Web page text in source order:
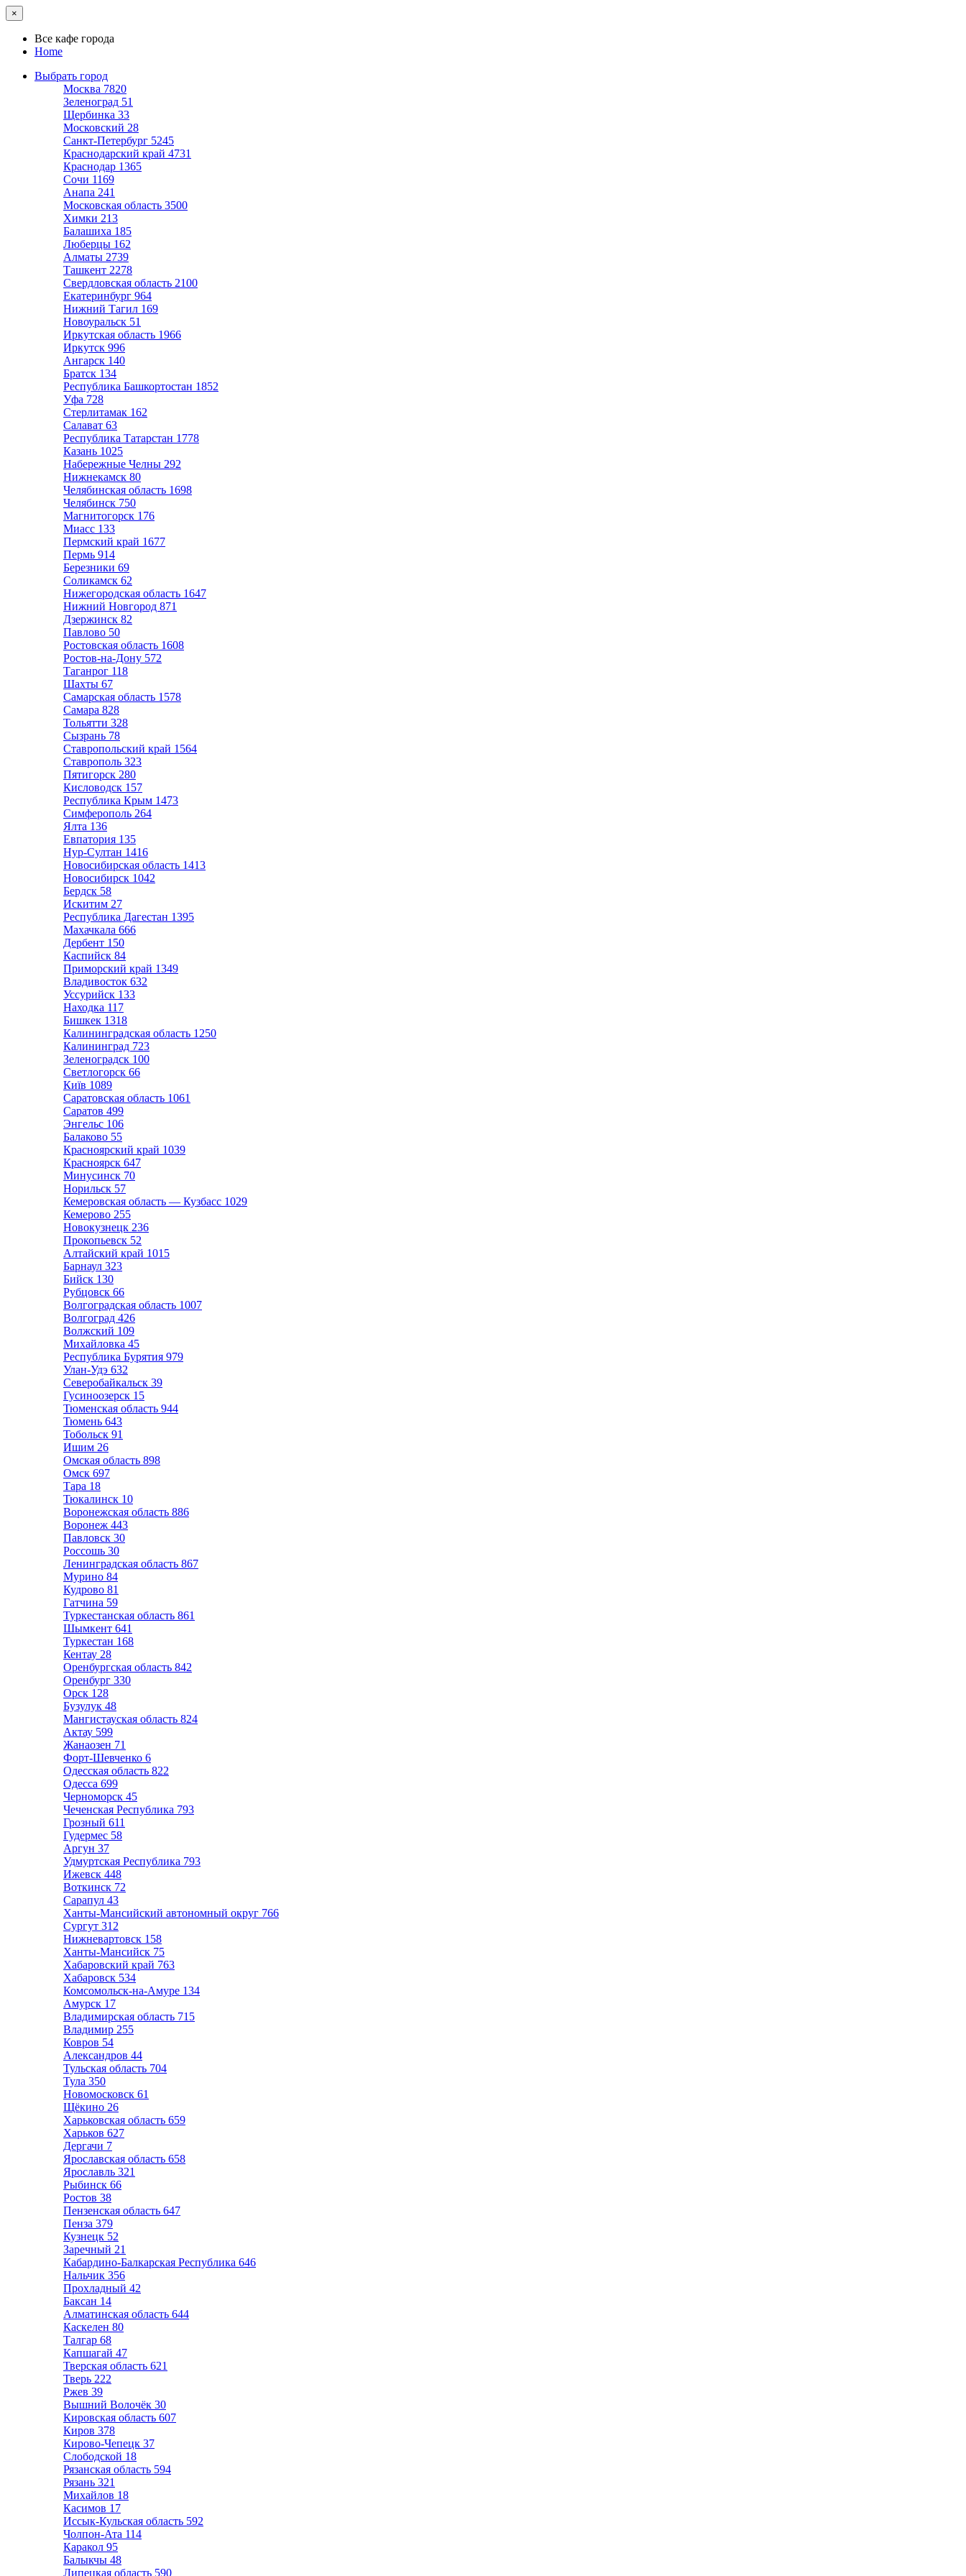
×
Все кафе города
Home
Выбрать город
Москва 7820
Зеленоград 51
Щербинка 33
Московский 28
Санкт-Петербург 5245
Краснодарский край 4731
Краснодар 1365
Сочи 1169
Анапа 241
Московская область 3500
Химки 213
Балашиха 185
Люберцы 162
Алматы 2739
Ташкент 2278
Свердловская область 2100
Екатеринбург 964
Нижний Тагил 169
Новоуральск 51
Иркутская область 1966
Иркутск 996
Ангарск 140
Братск 134
Республика Башкортостан 1852
Уфа 728
Стерлитамак 162
Салават 63
Республика Татарстан 1778
Казань 1025
Набережные Челны 292
Нижнекамск 80
Челябинская область 1698
Челябинск 750
Магнитогорск 176
Миасс 133
Пермский край 1677
Пермь 914
Березники 69
Соликамск 62
Нижегородская область 1647
Нижний Новгород 871
Дзержинск 82
Павлово 50
Ростовская область 1608
Ростов-на-Дону 572
Таганрог 118
Шахты 67
Самарская область 1578
Самара 828
Тольятти 328
Сызрань 78
Ставропольский край 1564
Ставрополь 323
Пятигорск 280
Кисловодск 157
Республика Крым 1473
Симферополь 264
Ялта 136
Евпатория 135
Нур-Султан 1416
Новосибирская область 1413
Новосибирск 1042
Бердск 58
Искитим 27
Республика Дагестан 1395
Махачкала 666
Дербент 150
Каспийск 84
Приморский край 1349
Владивосток 632
Уссурийск 133
Находка 117
Бишкек 1318
Калининградская область 1250
Калининград 723
Зеленоградск 100
Светлогорск 66
Київ 1089
Саратовская область 1061
Саратов 499
Энгельс 106
Балаково 55
Красноярский край 1039
Красноярск 647
Минусинск 70
Норильск 57
Кемеровская область — Кузбасс 1029
Кемерово 255
Новокузнецк 236
Прокопьевск 52
Алтайский край 1015
Барнаул 323
Бийск 130
Рубцовск 66
Волгоградская область 1007
Волгоград 426
Волжский 109
Михайловка 45
Республика Бурятия 979
Улан-Удэ 632
Северобайкальск 39
Гусиноозерск 15
Тюменская область 944
Тюмень 643
Тобольск 91
Ишим 26
Омская область 898
Омск 697
Тара 18
Тюкалинск 10
Воронежская область 886
Воронеж 443
Павловск 30
Россошь 30
Ленинградская область 867
Мурино 84
Кудрово 81
Гатчина 59
Туркестанская область 861
Шымкент 641
Туркестан 168
Кентау 28
Оренбургская область 842
Оренбург 330
Орск 128
Бузулук 48
Мангистауская область 824
Актау 599
Жанаозен 71
Форт-Шевченко 6
Одесская область 822
Одесса 699
Черноморск 45
Чеченская Республика 793
Грозный 611
Гудермес 58
Аргун 37
Удмуртская Республика 793
Ижевск 448
Воткинск 72
Сарапул 43
Ханты-Мансийский автономный округ 766
Сургут 312
Нижневартовск 158
Ханты-Мансийск 75
Хабаровский край 763
Хабаровск 534
Комсомольск-на-Амуре 134
Амурск 17
Владимирская область 715
Владимир 255
Ковров 54
Александров 44
Тульская область 704
Тула 350
Новомосковск 61
Щёкино 26
Харьковская область 659
Харьков 627
Дергачи 7
Ярославская область 658
Ярославль 321
Рыбинск 66
Ростов 38
Пензенская область 647
Пенза 379
Кузнецк 52
Заречный 21
Кабардино-Балкарская Республика 646
Нальчик 356
Прохладный 42
Баксан 14
Алматинская область 644
Каскелен 80
Талгар 68
Капшагай 47
Тверская область 621
Тверь 222
Ржев 39
Вышний Волочёк 30
Кировская область 607
Киров 378
Кирово-Чепецк 37
Слободской 18
Рязанская область 594
Рязань 321
Михайлов 18
Касимов 17
Иссык-Кульская область 592
Чолпон-Ата 114
Каракол 95
Балыкчы 48
Липецкая область 590